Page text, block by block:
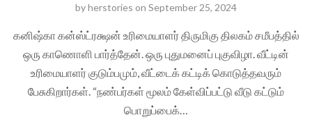
byherstories on September 25, 2024
கனிஷ்கா கன்ஸ்ட்ரக்ஷன் உரிமையாளர் திருமிகு திலகம் சமீபத்தில்
ஒரு காணொளி பார்த்தேன். ஒரு புதுமனைப் புகுவிழா. வீட்டின்
உரிமையாளர் குடும்பமும், வீட்டைக் கட்டிக் கொடுத்தவரும்
பேசுகிறார்கள். “நண்பர்கள் மூலம் கேள்விப்பட்டு வீடு கட்டும்
பொறுப்பைக்…